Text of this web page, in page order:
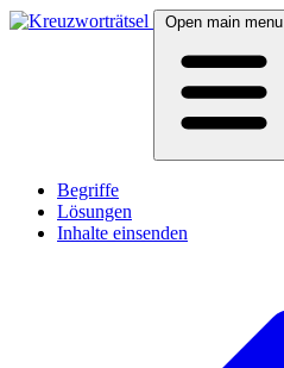
Open main menu
Begriffe
Lösungen
Inhalte einsenden